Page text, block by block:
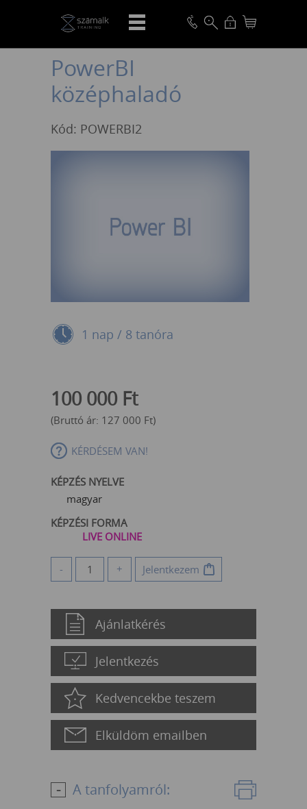
VISSZA
PowerBI
középhaladó
Kód: POWERBI2
1 nap / 8 tanóra
100 000 Ft
(Bruttó ár: 127 000 Ft)
KÉRDÉSEM VAN!
KÉPZÉS NYELVE
magyar
KÉPZÉSI FORMA
LIVE ONLINE
- + Jelentkezem
Ajánlatkérés
Jelentkezés
Kedvencekbe teszem
Elküldöm emailben
A tanfolyamról: